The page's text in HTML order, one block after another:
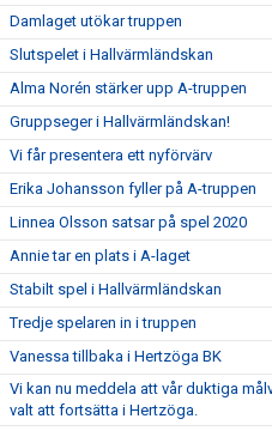
Damlaget utökar truppen
Slutspelet i Hallvärmländskan
Alma Norén stärker upp A-truppen
Gruppseger i Hallvärmländskan!
Vi får presentera ett nyförvärv
Erika Johansson fyller på A-truppen
Linnea Olsson satsar på spel 2020
Annie tar en plats i A-laget
Stabilt spel i Hallvärmländskan
Tredje spelaren in i truppen
Vanessa tillbaka i Hertzöga BK
Vi kan nu meddela att vår duktiga
valt att fortsätta i Hertzöga.